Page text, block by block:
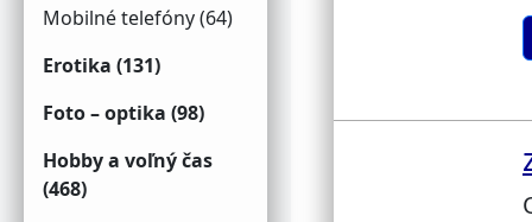
Mobilné telefóny (64)
Erotika (131)
Foto – optika (98)
Hobby a voľný čas
(468)